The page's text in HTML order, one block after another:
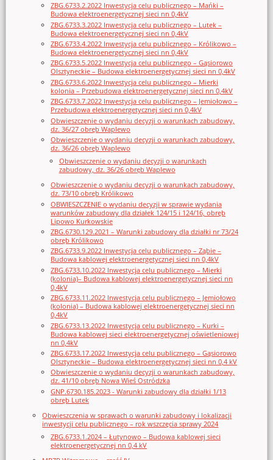
ZBG.6733.2.2022 Inwestycja celu publicznego – Mańki –
Budowa elektroenergetycznej sieci nn 0,4kV
ZBG.6733.3.2022 Inwestycja celu publicznego – Lutek –
Budowa elektroenergetycznej sieci nn 0,4kV
ZBG.6733.4.2022 Inwestycja celu publicznego – Królikowo –
Budowa elektroenergetycznej sieci nn 0,4kV
ZBG.6733.5.2022 Inwestycja celu publicznego – Gąsiorowo
Olsztyneckie – Budowa elektroenergetycznej sieci nn 0,4kV
ZBG.6733.6.2022 Inwestycja celu publicznego – Mierki
kolonia – Przebudowa elektroenergetycznej sieci nn 0,4kV
ZBG.6733.7.2022 Inwestycja celu publicznego – Jemiołowo –
Przebudowa elektroenergetycznej sieci nn 0,4kV
Obwieszczenie o wydaniu decyzji o warunkach zabudowy,
dz. 36/27 obręb Waplewo
Obwieszczenie o wydaniu decyzji o warunkach zabudowy,
dz. 36/26 obręb Waplewo
Obwieszczenie o wydaniu decyzji o warunkach
zabudowy, dz. 36/26 obręb Waplewo
Obwieszczenie o wydaniu decyzji o warunkach zabudowy,
dz. 73/10 obręb Królikowo
OBWIESZCZENIE o wydaniu decyzji w sprawie wydania
warunków zabudowy dla działek 124/15 i 124/16, obręb
Lipowo Kurkowskie
ZBG.6730.129.2021 – Warunki zabudowy dla działki nr 73/24
obręb Królikowo
ZBG.6733.9.2022 Inwestycja celu publicznego – Ząbie –
Budowa kablowej elektroenergetycznej sieci nn 0,4kV
ZBG.6733.10.2022 Inwestycja celu publicznego – Mierki
(kolonia)– Budowa kablowej elektroenergetycznej sieci nn
0,4kV
ZBG.6733.11.2022 Inwestycja celu publicznego – Jemiołowo
(kolonia) – Budowa kablowej elektroenergetycznej sieci nn
0,4kV
ZBG.6733.13.2022 Inwestycja celu publicznego – Kurki –
Budowa kablowej sieci elektroenergetycznej oświetleniowej
nn 0,4kV
ZBG.6733.17.2022 Inwestycja celu publicznego – Gąsiorowo
Olsztyneckie – Budowa elektroenergetycznej sieci nn 0,4 kV
Obwieszczenie o wydaniu decyzji o warunkach zabudowy,
dz. 41/10 obręb Nowa Wieś Ostródzka
GNP.6730.185.2023 - Warunki zabudowy dla działki 1/13
obręb Lutek
Obwieszczenia w sprawach o warunki zabudowy i lokalizacji
inwestycji celu publicznego – rok wszczęcia sprawy 2024
ZBG.6733.1.2024 – Łutynowo – Budowa kablowej sieci
elektroenergetycznej nn 0,4 kV